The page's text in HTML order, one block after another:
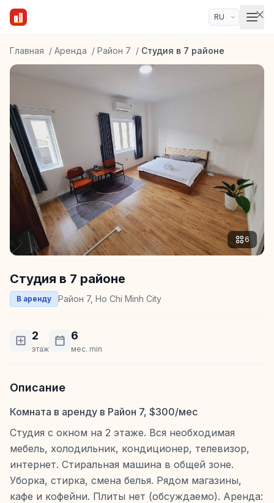
Главная / Аренда / Район 7 / Студия в 7 районе
6
Студия в 7 районе
В аренду Район 7, Ho Chi Minh City
2
этаж
6
мес. min
Описание
Комната в аренду в Район 7, $300/мес
Студия с окном на 2 этаже. Вся необходимая
мебель, холодильник, кондиционер, телевизор,
интернет. Стиральная машина в общей зоне.
Уборка, стирка, смена белья. Рядом магазины,
кафе и кофейни. Плиты нет (обсуждаемо). Аренда: